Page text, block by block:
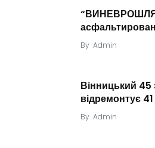
By Admin
Вінницький 45
відремонтує
By Admin